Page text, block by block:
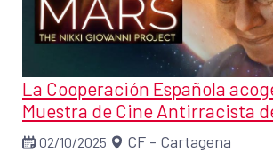
La Cooperación Española
Muestra de Cine Antirracista
02/10/2025 CF - Cartagena